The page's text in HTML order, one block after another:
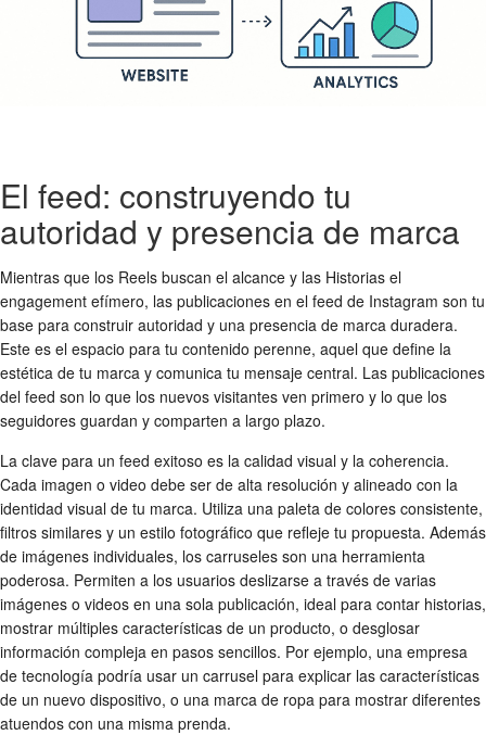
El feed: construyendo tu
autoridad y presencia de marca
Mientras que los Reels buscan el alcance y las Historias el
engagement efímero, las publicaciones en el feed de Instagram son tu
base para construir autoridad y una presencia de marca duradera.
Este es el espacio para tu contenido perenne, aquel que define la
estética de tu marca y comunica tu mensaje central. Las publicaciones
del feed son lo que los nuevos visitantes ven primero y lo que los
seguidores guardan y comparten a largo plazo.
La clave para un feed exitoso es la calidad visual y la coherencia.
Cada imagen o video debe ser de alta resolución y alineado con la
identidad visual de tu marca. Utiliza una paleta de colores consistente,
filtros similares y un estilo fotográfico que refleje tu propuesta. Además
de imágenes individuales, los carruseles son una herramienta
poderosa. Permiten a los usuarios deslizarse a través de varias
imágenes o videos en una sola publicación, ideal para contar historias,
mostrar múltiples características de un producto, o desglosar
información compleja en pasos sencillos. Por ejemplo, una empresa
de tecnología podría usar un carrusel para explicar las características
de un nuevo dispositivo, o una marca de ropa para mostrar diferentes
atuendos con una misma prenda.